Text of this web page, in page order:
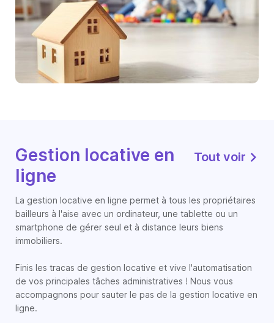
Gestion locative en
ligne
Tout voir
La gestion locative en ligne permet à tous les propriétaires
bailleurs à l'aise avec un ordinateur, une tablette ou un
smartphone de gérer seul et à distance leurs biens
immobiliers.
Finis les tracas de gestion locative et vive l'automatisation
de vos principales tâches administratives ! Nous vous
accompagnons pour sauter le pas de la gestion locative en
ligne.